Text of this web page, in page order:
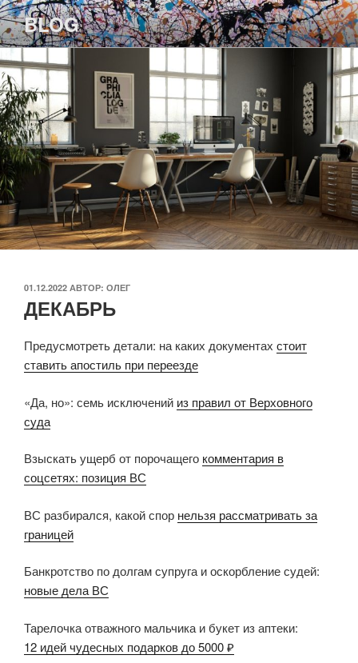
Перейти
к
содержимому
BLOG
ОПУБЛИКОВАНО
01.12.2022 АВТОР: ОЛЕГ
ДЕКАБРЬ
Предусмотреть детали: на каких документах стоит
ставить апостиль при переезде
«Да, но»: семь исключений из правил от Верховного
суда
Взыскать ущерб от порочащего комментария в
соцсетях: позиция ВС
ВС разбирался, какой спор нельзя рассматривать за
границей
Банкротство по долгам супруга и оскорбление судей:
новые дела ВС
Тарелочка отважного мальчика и букет из аптеки:
12 идей чудесных подарков до 5000 ₽